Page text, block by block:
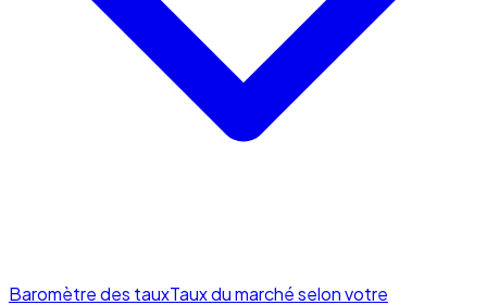
Baromètre des tauxTaux du marché selon votre